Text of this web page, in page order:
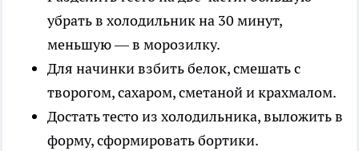
убрать в холодильник на 30 минут,
меньшую — в морозилку.
Для начинки взбить белок, смешать с
творогом, сахаром, сметаной и крахмалом.
Достать тесто из холодильника, выложить в
форму, сформировать бортики.